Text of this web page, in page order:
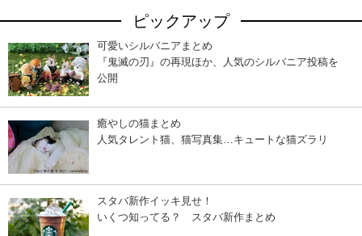
ピックアップ
可愛いシルバニアまとめ
『鬼滅の刃』の再現ほか、人気のシルバニア投稿を
公開
癒やしの猫まとめ
人気タレント猫、猫写真集…キュートな猫ズラリ
スタバ新作イッキ見せ！
いくつ知ってる？ スタバ新作まとめ